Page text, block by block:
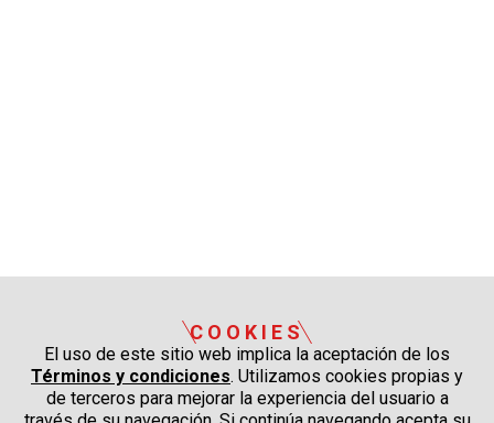
COOKIES
El uso de este sitio web implica la aceptación de los
Términos y condiciones. Utilizamos cookies propias y
de terceros para mejorar la experiencia del usuario a